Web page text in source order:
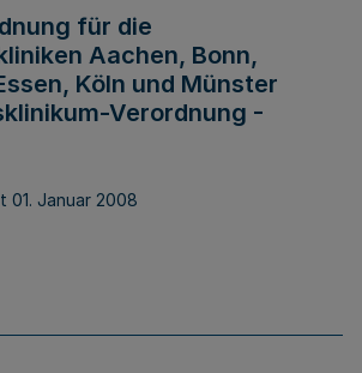
für die
Aachen, Bonn,
Köln und Münster
Verordnung -
01. Januar 2008